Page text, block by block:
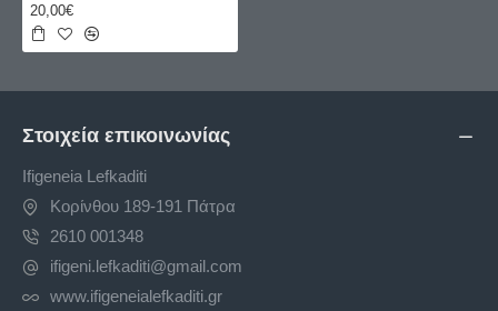
20,00€
Στοιχεία επικοινωνίας
Ifigeneia Lefkaditi
Κορίνθου 189-191 Πάτρα
2610 001348
ifigeni.lefkaditi@gmail.com
www.ifigeneialefkaditi.gr